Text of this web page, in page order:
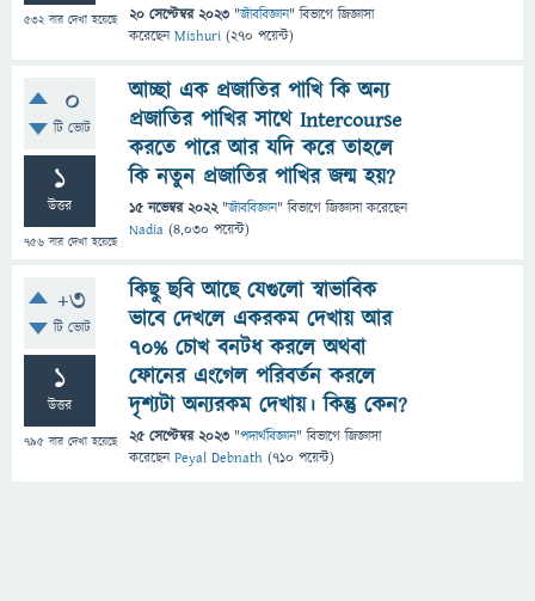
532বার দেখা হয়েছে 20 সেপ্টেম্বর 2023 "জীববিজ্ঞান" বিভাগে জিজ্ঞাসা
করেছেনMishuri (270 পয়েন্ট)
0
টি ভোট
1
উত্তর
756 বার দেখা হয়েছে
আচ্ছা এক প্রজাতির পাখি কি অন্য
প্রজাতির পাখির সাথে Intercourse
করতে পারে আর যদি করে তাহলে
কি নতুন প্রজাতির পাখির জন্ম হয়?
15 নভেম্বর 2022 "জীববিজ্ঞান" বিভাগে জিজ্ঞাসাকরেছেন
Nadia (4,030 পয়েন্ট)
+3
টি ভোট
1
উত্তর
795 বার দেখা হয়েছে
কিছু ছবি আছে যেগুলো স্বাভাবিক
ভাবে দেখলে একরকম দেখায় আর
৭০% চোখ বনটধ করলে অথবা
ফোনের এংগেল পরিবর্তন করলে
দৃশ‍্যটা অন‍্যরকম দেখায়। কিন্তু কেন?
25 সেপ্টেম্বর 2023 "পদার্থবিজ্ঞান" বিভাগে জিজ্ঞাসা
করেছেনPeyal Debnath (710 পয়েন্ট)